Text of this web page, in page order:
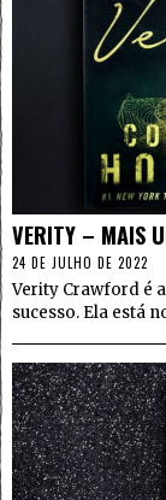
VERITY – MAIS
24 DE JULHO DE 2022
Verity Crawford é
sucesso. Ela está